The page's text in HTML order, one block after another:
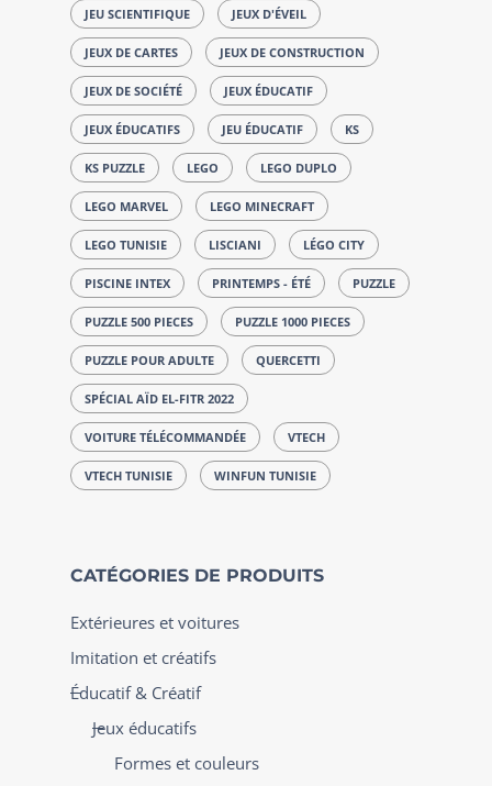
JEU SCIENTIFIQUE JEUX D'ÉVEIL
JEUX DE CARTES JEUX DE CONSTRUCTION
JEUX DE SOCIÉTÉ JEUX ÉDUCATIF
JEUX ÉDUCATIFS JEU ÉDUCATIF KS
KS PUZZLE LEGO LEGO DUPLO
LEGO MARVEL LEGO MINECRAFT
LEGO TUNISIE LISCIANI LÉGO CITY
PISCINE INTEX PRINTEMPS - ÉTÉ PUZZLE
PUZZLE 500 PIECES PUZZLE 1000 PIECES
PUZZLE POUR ADULTE QUERCETTI
SPÉCIAL AÏD EL-FITR 2022
VOITURE TÉLÉCOMMANDÉE VTECH
VTECH TUNISIE WINFUN TUNISIE
CATÉGORIES DE PRODUITS
Extérieures et voitures
Imitation et créatifs
Éducatif & Créatif
Jeux éducatifs
Formes et couleurs